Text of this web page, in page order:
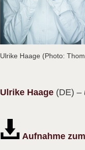
Ulrike Haage (Photo:
Ulrike Haage (DE) –
Aufnahme